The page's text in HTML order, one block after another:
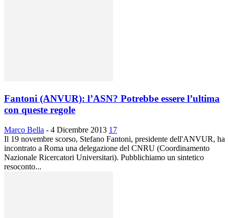
Fantoni (ANVUR): l’ASN? Potrebbe essere l’ultima
con queste regole
Marco Bella - 4 Dicembre 2013 17
Il 19 novembre scorso, Stefano Fantoni, presidente dell'ANVUR, ha
incontrato a Roma una delegazione del CNRU (Coordinamento
Nazionale Ricercatori Universitari). Pubblichiamo un sintetico
resoconto...